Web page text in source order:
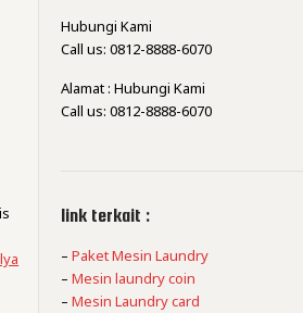
Hubungi Kami
Call us: 0812-8888-6070
Alamat : Hubungi Kami
Call us: 0812-8888-6070
link terkait :
–Paket Mesin Laundry
–Mesin laundry coin
–Mesin Laundry card